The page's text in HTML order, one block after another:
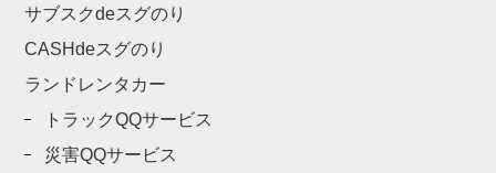
サブスクdeスグのり
CASHdeスグのり
ランドレンタカー
トラックQQサービス
災害QQサービス